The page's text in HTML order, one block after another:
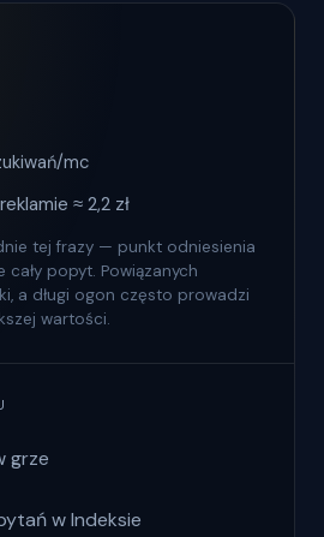
mc
≈ 2,2 zł
tej frazy — punkt odniesienia
cały popyt. Powiązanych
a długi ogon często prowadzi
wartości.
grze
w Indeksie